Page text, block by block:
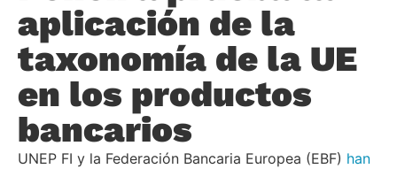
aplicación de la
taxonomía de la UE
en los productos
bancarios
UNEP FI y la Federación Bancaria Europea (EBF) han